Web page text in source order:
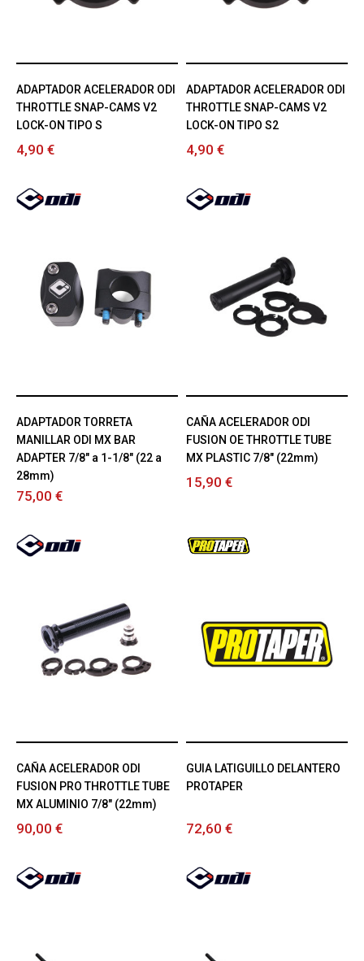
ADAPTADOR ACELERADOR ODI
THROTTLE SNAP-CAMS V2
LOCK-ON TIPO S
4,90 €
ADAPTADOR ACELERADOR ODI
THROTTLE SNAP-CAMS V2
LOCK-ON TIPO S2
4,90 €
ADAPTADOR TORRETA
MANILLAR ODI MX BAR
ADAPTER 7/8" a 1-1/8" (22 a
28mm)
75,00 €
CAÑA ACELERADOR ODI
FUSION OE THROTTLE TUBE
MX PLASTIC 7/8" (22mm)
15,90 €
CAÑA ACELERADOR ODI
FUSION PRO THROTTLE TUBE
MX ALUMINIO 7/8" (22mm)
90,00 €
GUIA LATIGUILLO DELANTERO
PROTAPER
72,60 €